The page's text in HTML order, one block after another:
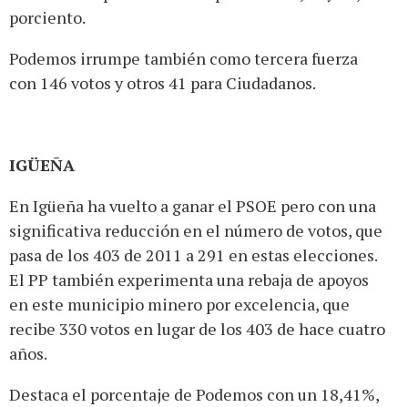
porciento.
Podemos irrumpe también como tercera fuerza
con 146 votos y otros 41 para Ciudadanos.
IGÜEÑA
En Igüeña ha vuelto a ganar el PSOE pero con una
significativa reducción en el número de votos, que
pasa de los 403 de 2011 a 291 en estas elecciones.
El PP también experimenta una rebaja de apoyos
en este municipio minero por excelencia, que
recibe 330 votos en lugar de los 403 de hace cuatro
años.
Destaca el porcentaje de Podemos con un 18,41%,